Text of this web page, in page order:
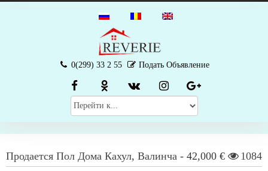
0(299) 33 2 55 Подать Объявление
Продается Пол Дома Кахул, Валинча - 42,000 € 1084